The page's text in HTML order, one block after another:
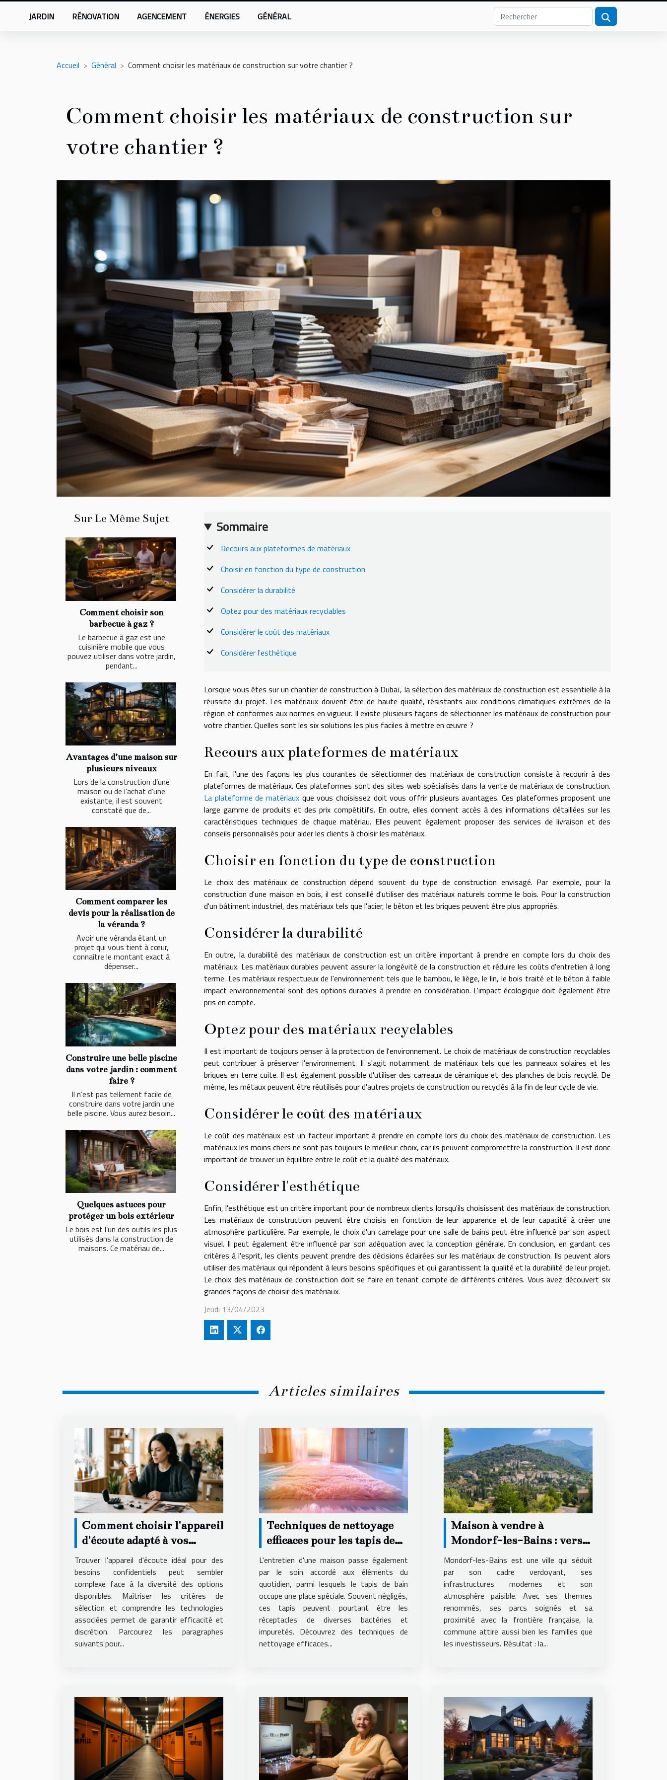
JARDIN RÉNOVATION AGENCEMENT ÉNERGIES GÉNÉRAL
Accueil Général Comment choisir les matériaux de construction sur votre chantier ?
Comment choisir les matériaux de construction sur
votre chantier ?
Sur Le Même Sujet
Comment choisir son
barbecue à gaz ?
Le barbecue à gaz est une
cuisinière mobile que vous
pouvez utiliser dans votre jardin,
pendant...
Avantages d’une maison sur
plusieurs niveaux
Lors de la construction d’une
maison ou de l’achat d’une
existante, il est souvent
constaté que de...
Comment comparer les
devis pour la réalisation de
la véranda ?
Avoir une véranda étant un
projet qui vous tient à cœur,
connaître le montant exact à
dépenser...
Construire une belle piscine
dans votre jardin : comment
faire ?
Il n’est pas tellement facile de
construire dans votre jardin une
belle piscine. Vous aurez besoin...
Quelques astuces pour
protéger un bois extérieur
Le bois est l’un des outils les plus
utilisés dans la construction de
maisons. Ce matériau de...
Sommaire
Recours aux plateformes de matériaux
Choisir en fonction du type de construction
Considérer la durabilité
Optez pour des matériaux recyclables
Considérer le coût des matériaux
Considérer l'esthétique
Lorsque vous êtes sur un chantier de construction à Dubaï, la sélection des matériaux de construction est essentielle à la
réussite du projet. Les matériaux doivent être de haute qualité, résistants aux conditions climatiques extrêmes de la
région et conformes aux normes en vigueur. Il existe plusieurs façons de sélectionner les matériaux de construction pour
votre chantier. Quelles sont les six solutions les plus faciles à mettre en œuvre ?
Recours aux plateformes de matériaux
En fait, l'une des façons les plus courantes de sélectionner des matériaux de construction consiste à recourir à des
plateformes de matériaux. Ces plateformes sont des sites web spécialisés dans la vente de matériaux de construction.
La plateforme de matériaux que vous choisissez doit vous offrir plusieurs avantages. Ces plateformes proposent une
large gamme de produits et des prix compétitifs. En outre, elles donnent accès à des informations détaillées sur les
caractéristiques techniques de chaque matériau. Elles peuvent également proposer des services de livraison et des
conseils personnalisés pour aider les clients à choisir les matériaux.
Choisir en fonction du type de construction
Le choix des matériaux de construction dépend souvent du type de construction envisagé. Par exemple, pour la
construction d'une maison en bois, il est conseillé d'utiliser des matériaux naturels comme le bois. Pour la construction
d'un bâtiment industriel, des matériaux tels que l'acier, le béton et les briques peuvent être plus appropriés.
Considérer la durabilité
En outre, la durabilité des matériaux de construction est un critère important à prendre en compte lors du choix des
matériaux. Les matériaux durables peuvent assurer la longévité de la construction et réduire les coûts d'entretien à long
terme. Les matériaux respectueux de l'environnement tels que le bambou, le liège, le lin, le bois traité et le béton à faible
impact environnemental sont des options durables à prendre en considération. L'impact écologique doit également être
pris en compte.
Optez pour des matériaux recyclables
Il est important de toujours penser à la protection de l'environnement. Le choix de matériaux de construction recyclables
peut contribuer à préserver l'environnement. Il s'agit notamment de matériaux tels que les panneaux solaires et les
briques en terre cuite. Il est également possible d'utiliser des carreaux de céramique et des planches de bois recyclé. De
même, les métaux peuvent être réutilisés pour d'autres projets de construction ou recyclés à la fin de leur cycle de vie.
Considérer le coût des matériaux
Le coût des matériaux est un facteur important à prendre en compte lors du choix des matériaux de construction. Les
matériaux les moins chers ne sont pas toujours le meilleur choix, car ils peuvent compromettre la construction. Il est donc
important de trouver un équilibre entre le coût et la qualité des matériaux.
Considérer l'esthétique
Enfin, l'esthétique est un critère important pour de nombreux clients lorsqu'ils choisissent des matériaux de construction.
Les matériaux de construction peuvent être choisis en fonction de leur apparence et de leur capacité à créer une
atmosphère particulière. Par exemple, le choix d'un carrelage pour une salle de bains peut être influencé par son aspect
visuel. Il peut également être influencé par son adéquation avec la conception générale. En conclusion, en gardant ces
critères à l'esprit, les clients peuvent prendre des décisions éclairées sur les matériaux de construction. Ils peuvent alors
utiliser des matériaux qui répondent à leurs besoins spécifiques et qui garantissent la qualité et la durabilité de leur projet.
Le choix des matériaux de construction doit se faire en tenant compte de différents critères. Vous avez découvert six
grandes façons de choisir des matériaux.
Jeudi 13/04/2023
Articles similaires
Comment choisir l'appareil
d'écoute adapté à vos
besoins secrets ?
Trouver l'appareil d'écoute idéal pour des
besoins confidentiels peut sembler
complexe face à la diversité des options
disponibles. Maîtriser les critères de
sélection et comprendre les technologies
associées permet de garantir efficacité et
discrétion. Parcourez les paragraphes
suivants pour...
Techniques de nettoyage
efficaces pour les tapis de
bain
L'entretien d'une maison passe également
par le soin accordé aux éléments du
quotidien, parmi lesquels le tapis de bain
occupe une place spéciale. Souvent négligés,
ces tapis peuvent pourtant être les
réceptacles de diverses bactéries et
impuretés. Découvrez des techniques de
nettoyage efficaces...
Maison à vendre à
Mondorf-les-Bains : vers
quelle agence se tourner ?
Mondorf-les-Bains est une ville qui séduit
par son cadre verdoyant, ses
infrastructures modernes et son
atmosphère paisible. Avec ses thermes
renommés, ses parcs soignés et sa
proximité avec la frontière française, la
commune attire aussi bien les familles que
les investisseurs. Résultat : la...